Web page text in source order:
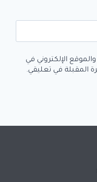
الإلكتروني في
المقبلة في تعليقي.